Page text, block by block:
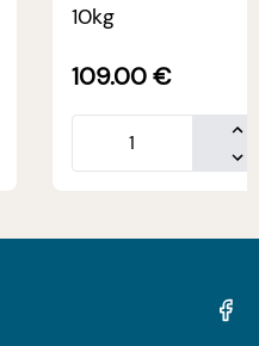
10kg
109.00 €